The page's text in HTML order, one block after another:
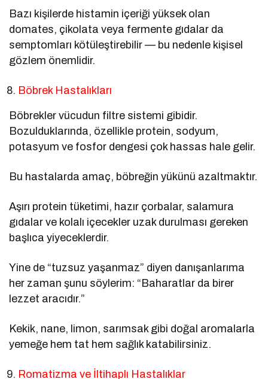
Bazı kişilerde histamin içeriği yüksek olan
domates, çikolata veya fermente gıdalar da
semptomları kötüleştirebilir — bu nedenle kişisel
gözlem önemlidir.
Böbrek Hastalıkları
Böbrekler vücudun filtre sistemi gibidir.
Bozulduklarında, özellikle protein, sodyum,
potasyum ve fosfor dengesi çok hassas hale gelir.
Bu hastalarda amaç, böbreğin yükünü azaltmaktır.
Aşırı protein tüketimi, hazır çorbalar, salamura
gıdalar ve kolalı içecekler uzak durulması gereken
başlıca yiyeceklerdir.
Yine de “tuzsuz yaşanmaz” diyen danışanlarıma
her zaman şunu söylerim: “Baharatlar da birer
lezzet aracıdır.”
Kekik, nane, limon, sarımsak gibi doğal aromalarla
yemeğe hem tat hem sağlık katabilirsiniz.
Romatizma ve İltihaplı Hastalıklar